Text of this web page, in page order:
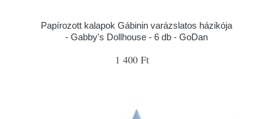
Papírozott kalapok Gábinin varázslatos házikója
- Gabby's Dollhouse - 6 db - GoDan
1 400 Ft